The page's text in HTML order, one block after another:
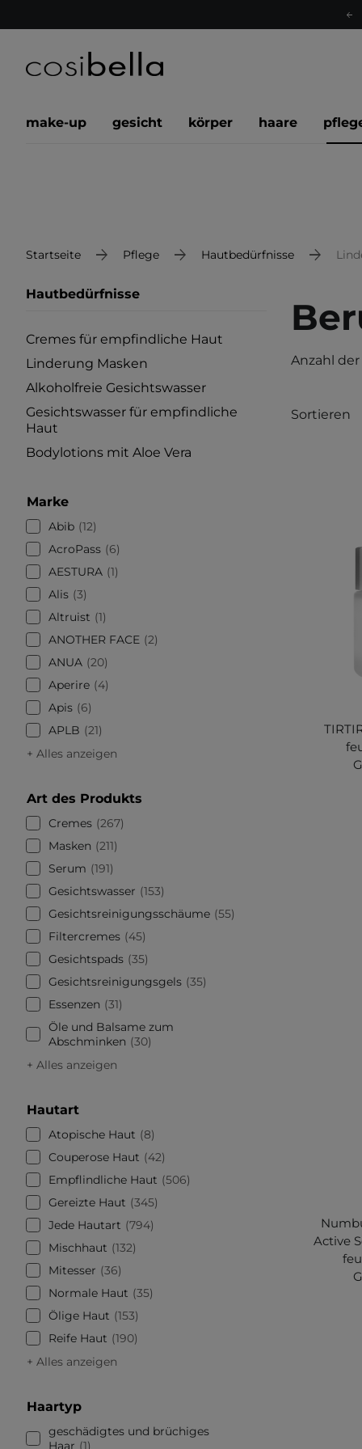
make-up gesicht körper haare
Startseite Pflege Hautbedürfnisse
Hautbedürfnisse
Cremes für empfindliche Haut
Linderung Masken
Alkoholfreie Gesichtswasser
Gesichtswasser für empfindliche
Haut
Bodylotions mit Aloe Vera
Marke
Abib 12
AcroPass
6
AESTURA 1
Alis 3
Altruist
1
ANOTHER FACE 2
ANUA 20
Aperire
4
Apis
6
APLB
21
+ Alles anzeigen
Art des Produkts
Cremes 267
Masken
211
Serum
191
Gesichtswasser
153
Gesichtsreinigungsschäume 55
Filtercremes
45
Gesichtspads 35
Gesichtsreinigungsgels 35
Essenzen
31
Öle und Balsame zum
Abschminken
30
+ Alles anzeigen
Hautart
Atopische Haut
8
Couperose Haut
42
Empflindliche Haut
506
Gereizte Haut
345
Jede Hautart
794
Mischhaut
132
Mitesser
36
Normale Haut
35
Ölige Haut
153
Reife Haut
190
+ Alles anzeigen
Haartyp
geschädigtes und brüchiges
Haar
1
Anzahl
Sortieren
Active